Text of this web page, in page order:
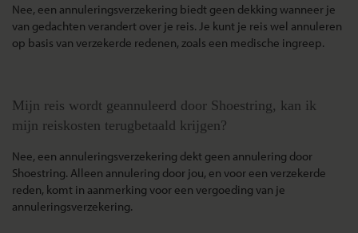
Nee, een annuleringsverzekering biedt geen dekking wanneer je
van gedachten verandert over je reis. Je kunt je reis wel annuleren
op basis van verzekerde redenen, zoals een medische ingreep.
Mijn reis wordt geannuleerd door Shoestring, kan ik
mijn reiskosten terugbetaald krijgen?
Nee, een annuleringsverzekering dekt geen annulering door
Shoestring. Alleen annulering door jou, en voor een verzekerde
reden, komt in aanmerking voor een vergoeding van je
annuleringsverzekering.